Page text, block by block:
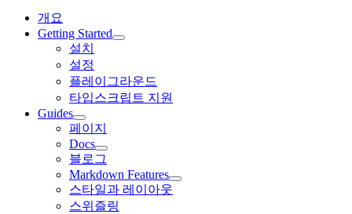
개요
Getting Started
설치
설정
플레이그라운드
타입스크립트 지원
Guides
페이지
Docs
블로그
Markdown Features
스타일과 레이아웃
스위즐링